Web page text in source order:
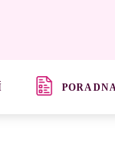
PORADNA